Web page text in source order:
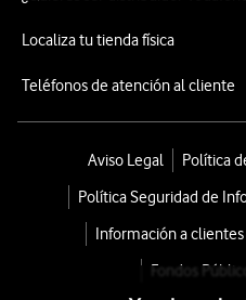
Localiza tu tienda física
Teléfonos de atención al cliente
Aviso Legal
Política
Política Seguridad de
Información a clientes
Fondos